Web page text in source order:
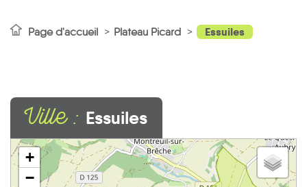
Page d'accueil Plateau Picard Essuiles
Ville : Essuiles
+
−